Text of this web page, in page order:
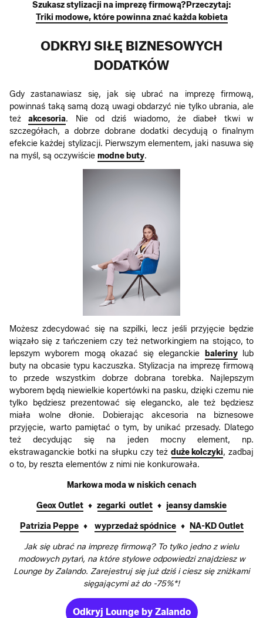
Szukasz stylizacji na imprezę firmową?Przeczytaj:
Triki modowe, które powinna znać każda kobieta
ODKRYJ SIŁĘ BIZNESOWYCH
DODATKÓW
Gdy zastanawiasz się, jak się ubrać na imprezę firmową,
powinnaś taką samą dozą uwagi obdarzyć nie tylko ubrania, ale
teżakcesoria. Nie od dziś wiadomo, że diabeł tkwi w
szczegółach, a dobrze dobrane dodatki decydują o finalnym
efekcie każdej stylizacji. Pierwszym elementem, jaki nasuwa się
na myśl, są oczywiście modne buty.
Możesz zdecydować się na szpilki, lecz jeśli przyjęcie będzie
wiązało się z tańczeniem czy też networkingiem na stojąco, to
lepszym wyborem mogą okazać się eleganckie
balerinylub
buty na obcasie typu kaczuszka. Stylizacja na imprezę firmową
to przede wszystkim dobrze dobrana torebka. Najlepszym
wyborem będą niewielkie kopertówki na pasku, dzięki czemu nie
tylko będziesz prezentować się elegancko, ale też będziesz
miała wolne dłonie. Dobierając akcesoria na biznesowe
przyjęcie, warto pamiętać o tym, by unikać przesady. Dlatego
też decydując się na jeden mocny element, np.
ekstrawaganckie botki na słupku czy też duże kolczyki, zadbaj
o to, by reszta elementów z nimi nie konkurowała.
Markowa moda w niskich cenach
Geox Outlet ♦ zegarki outlet ♦ jeansy damskie
Patrizia Peppe♦ wyprzedaż spódnice♦ NA-KD Outlet
Jak się ubrać na imprezę firmową? To tylko jedno z wielu
modowych pytań, na które stylowe odpowiedzi znajdziesz w
Lounge by Zalando. Zarejestruj się już dziś i ciesz się zniżkami
sięgającymi aż do -75%*!
Odkryj Lounge by Zalando